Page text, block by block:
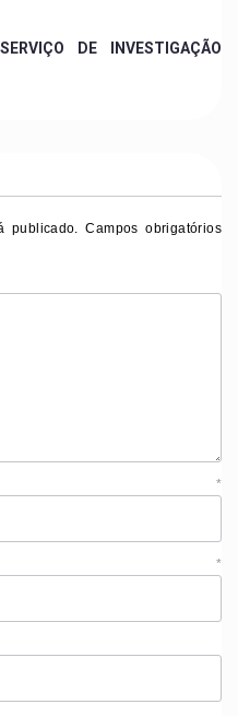
DE INVESTIGAÇÃO
publicado. Campos obrigatórios
*
*